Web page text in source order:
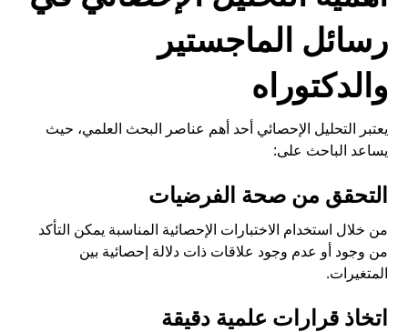
رسائل الماجستير
والدكتوراه
يعتبر التحليل الإحصائي أحد أهم عناصر البحث العلمي، حيث
يساعد الباحث على:
التحقق من صحة الفرضيات
من خلال استخدام الاختبارات الإحصائية المناسبة يمكن التأكد
من وجود أو عدم وجود علاقات ذات دلالة إحصائية بين
المتغيرات.
اتخاذ قرارات علمية دقيقة